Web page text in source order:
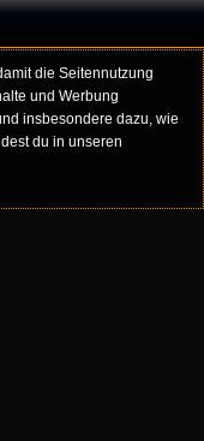
die Seitennutzung
und Werbung
insbesondere dazu, wie
du in unseren